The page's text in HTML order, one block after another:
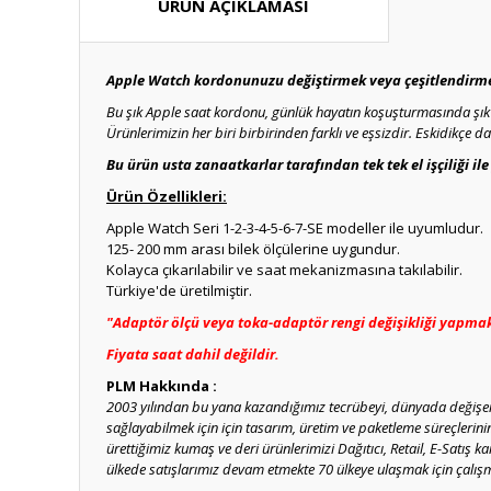
ÜRÜN AÇIKLAMASI
Apple Watch kordonunuzu değiştirmek veya
Bu şık Apple saat kordonu, günlük hayatın koşuşturmasında
Ürünlerimizin her biri birbirinden farklı ve eşsizdir. Eskidikçe
Bu ürün usta zanaatkarlar tarafından tek tek el işçiliği
Ürün Özellikleri:
Apple Watch Seri 1-2-3-4-5-6-7-SE modeller ile uyumludur.
125- 200 mm arası bilek ölçülerine uygundur.
Kolayca çıkarılabilir ve saat mekanizmasına takılabilir.
Türkiye'de üretilmiştir.
"Adaptör ölçü veya toka-adaptör rengi değişikliği
Fiyata saat dahil değildir.
PLM Hakkında :
2003 yılından bu yana kazandığımız tecrübeyi, dünyada
sağlayabilmek için için tasarım, üretim ve paketleme
ürettiğimiz kumaş ve deri ürünlerimizi Dağıtıcı, Retail, E-Satış
ülkede satışlarımız devam etmekte 70 ülkeye ulaşmak için